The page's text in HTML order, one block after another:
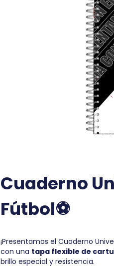
Cuaderno
Fútbol⚽
¡Presentamos el Cuaderno
con una tapa flexible de
brillo especial y resistencia.